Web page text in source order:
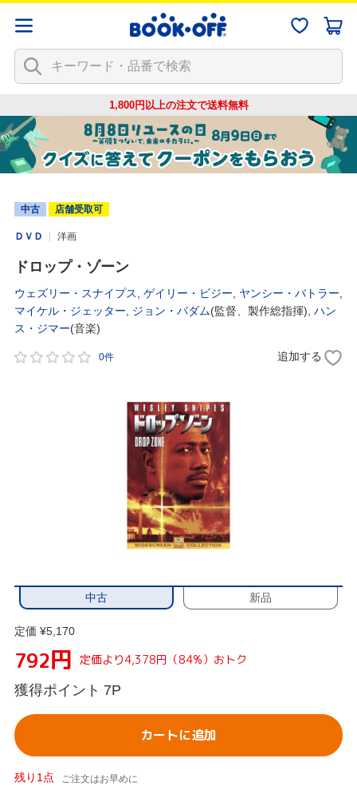
1,800円以上の注文で送料無料
中古 店舗受取可
ＤＶＤ 洋画
ドロップ・ゾーン
ウェズリー・スナイプス ゲイリー・ビジー ヤンシー・バトラー
マイケル・ジェッター
ジョン・バダム(監督、製作総指揮), ハン
ス・ジマー(音楽)
0件 追加する
中古 新品
定価 ¥5,170
792円 定価より4,378円（84%）おトク
獲得ポイント 7P
カートに追加
残り1点 ご注文はお早めに